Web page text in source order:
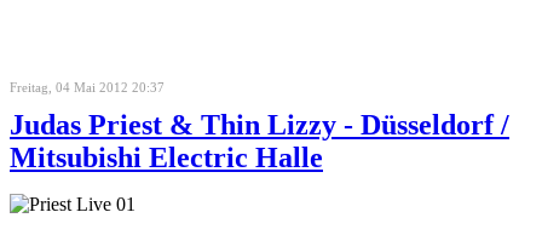
Freitag, 04 Mai 2012 20:37
Judas Priest & Thin Lizzy - Düsseldorf /
Mitsubishi Electric Halle